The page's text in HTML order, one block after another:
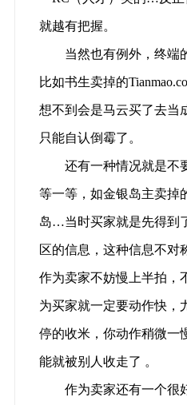
就越有把握。
当然也有例外，终端
比如书生卖掉的
想不到会是马云买了去当
只能自认倒霉了。
还有一种情况就是不
等一等，如金银岛主卖掉
岛…当时买家就是先得到
区的信息，这种信息不对
作为卖家不妨慢上半拍，
为买家就一定要动作快，
停的收米，你动作稍微一
能就被别人收走了 。
作为卖家还有一个很